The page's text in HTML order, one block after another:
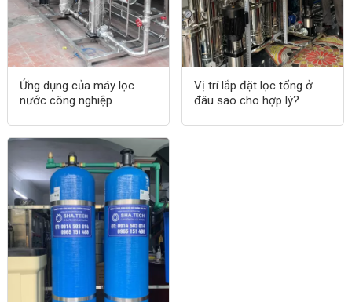
Ứng dụng của máy lọc
nước công nghiệp
Vị trí lắp đặt lọc tổng ở
đâu sao cho hợp lý?